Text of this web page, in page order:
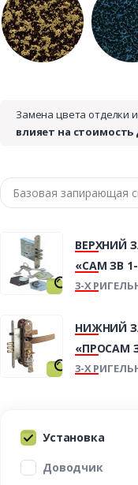
Замена цвета отделки
влияет на стоимость
ВЕРХНИЙ
«САМ ЗВ
3-Х
НИЖНИЙ
«ПРОСАМ
3-Х
Установка
Доводчик